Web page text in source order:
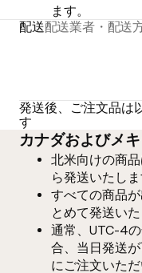
ます。
配送配送業者・配送
発送後、ご注文品は
す
カナダおよびメ
北米向けの商
ら発送いたしま
すべての商品
とめて発送いた
通常、UTC-4
合、当日発送
にご注文いた